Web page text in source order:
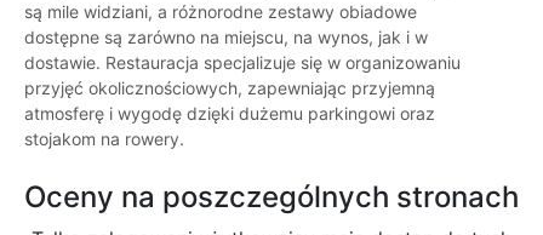
są mile widziani, a różnorodne zestawy obiadowe
dostępne są zarówno na miejscu, na wynos, jak i w
dostawie. Restauracja specjalizuje się w organizowaniu
przyjęć okolicznościowych, zapewniając przyjemną
atmosferę i wygodę dzięki dużemu parkingowi oraz
stojakom na rowery.
Oceny na poszczególnych stronach